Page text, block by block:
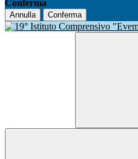
Conferma
Annulla Conferma